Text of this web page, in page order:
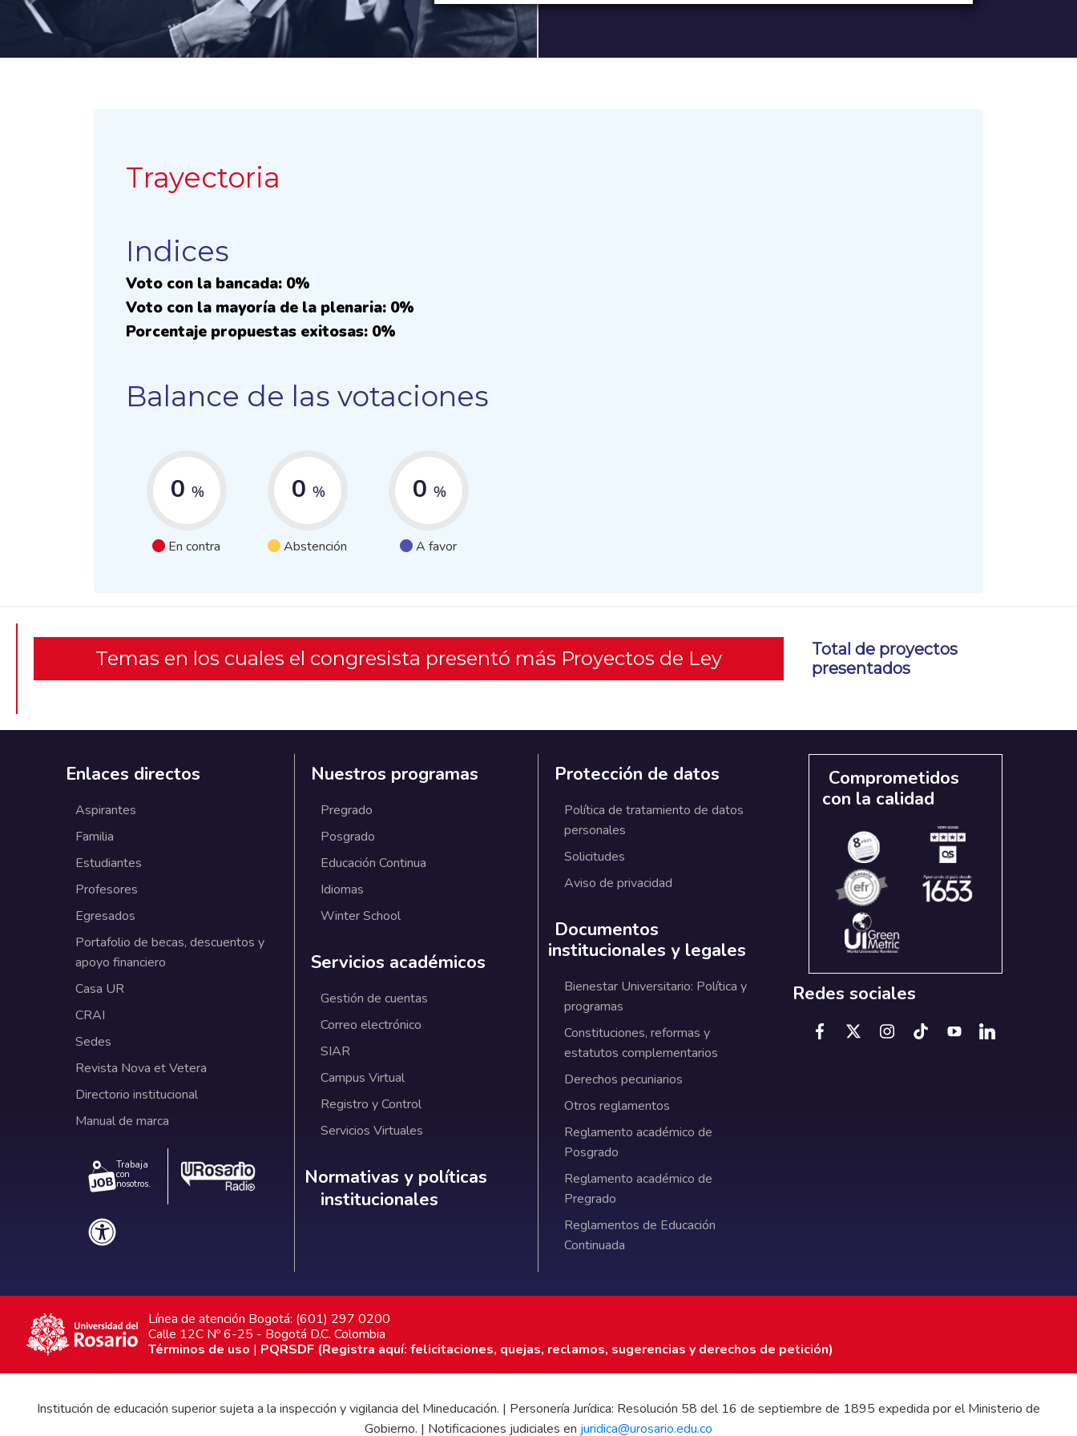
Trayectoria
Indices
Voto con la bancada: 0%
Voto con la mayoría de la plenaria: 0%
Porcentaje propuestas exitosas: 0%
Balance de las votaciones
0 %
En contra
0 %
Abstención
0 %
A favor
Temas en los cuales el congresista presentó más Proyectos de Ley
Total de proyectos
presentados
Enlaces directos
Aspirantes
Familia
Estudiantes
Profesores
Egresados
Portafolio de becas, descuentos y
apoyo financiero
Casa UR
CRAI
Sedes
Revista Nova et Vetera
Directorio institucional
Manual de marca
Trabaja
con
nosotros.
Nuestros programas
Pregrado
Posgrado
Educación Continua
Idiomas
Winter School
Servicios académicos
Gestión de cuentas
Correo electrónico
SIAR
Campus Virtual
Registro y Control
Servicios Virtuales
Normativas y políticas institucionales
Normativas y políticas
institucionales
Protección de datos
Política de tratamiento de datos
personales
Solicitudes
Aviso de privacidad
Documentos
institucionales y legales
Bienestar Universitario: Política y
programas
Constituciones, reformas y
estatutos complementarios
Derechos pecuniarios
Otros reglamentos
Reglamento académico de
Posgrado
Reglamento académico de
Pregrado
Reglamentos de Educación
Continuada
Comprometidos
con la calidad
Redes sociales
Línea de atención Bogotá: (601) 297 0200
Calle 12C Nº 6-25 - Bogotá D.C. Colombia
Términos de uso | PQRSDF (Registra aquí: felicitaciones, quejas, reclamos, sugerencias y derechos de petición)
Institución de educación superior sujeta a la inspección y vigilancia del Mineducación. | Personería Jurídica: Resolución 58 del 16 de septiembre de 1895 expedida por el Ministerio de
Gobierno. | Notificaciones judiciales en juridica@urosario.edu.co